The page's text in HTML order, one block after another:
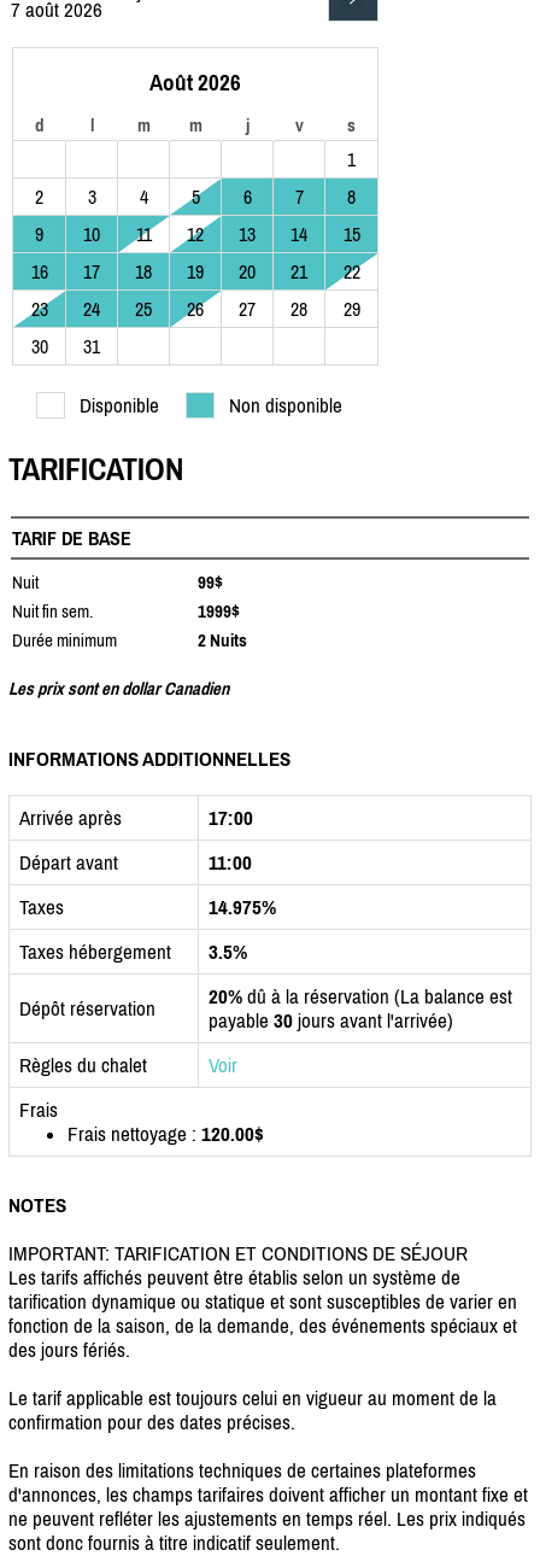
7 août 2026
Août 2026
d l m m j v s
1
2
3 4 5 6 7
8
9
10 11 12 13 14
15
16
17 18 19 20 21
22
23
24 25 26 27 28
29
30
31
Disponible Non disponible
TARIFICATION
TARIF DE BASE
Nuit
99$
Nuit fin sem.
1999$
Durée minimum
2 Nuits
Les prix sont en dollar Canadien
INFORMATIONS ADDITIONNELLES
Arrivée après
17:00
Départ avant
11:00
Taxes
14.975%
Taxes hébergement
3.5%
Dépôt réservation 20% dû à la réservation (La balance est
payable 30 jours avant l'arrivée)
Règles du chalet
Voir
Frais
Frais nettoyage : 120.00$
NOTES
IMPORTANT: TARIFICATION ET CONDITIONS DE SÉJOUR
Les tarifs affichés peuvent être établis selon un système de
tarification dynamique ou statique et sont susceptibles de varier en
fonction de la saison, de la demande, des événements spéciaux et
des jours fériés.
Le tarif applicable est toujours celui en vigueur au moment de la
confirmation pour des dates précises.
En raison des limitations techniques de certaines plateformes
d'annonces, les champs tarifaires doivent afficher un montant fixe et
ne peuvent refléter les ajustements en temps réel. Les prix indiqués
sont donc fournis à titre indicatif seulement.